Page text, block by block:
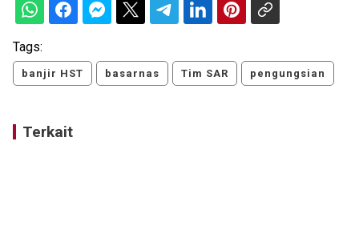
Tags:
banjir HST basarnas Tim SAR pengungsian
Terkait